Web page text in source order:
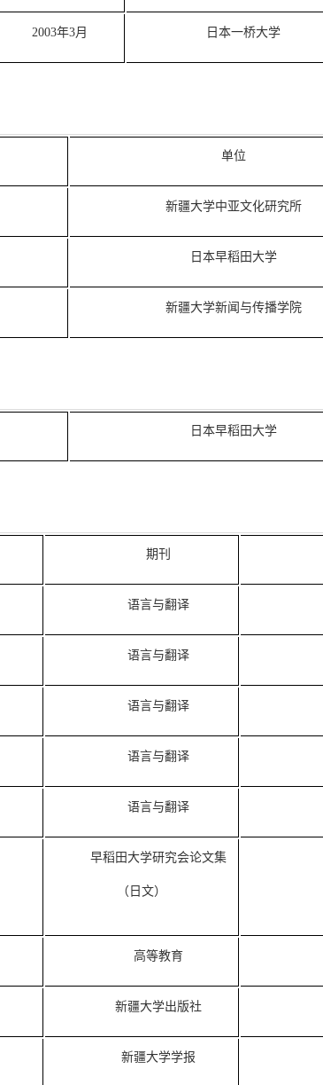
2003年3月 日本一桥大学
单位
新疆大学中亚文化研究所
日本早稻田大学
新疆大学新闻与传播学院
日本早稻田大学
期刊
语言与翻译
语言与翻译
语言与翻译
语言与翻译
语言与翻译
早稻田大学研究会论文集
（日文）
高等教育
新疆大学出版社
新疆大学学报